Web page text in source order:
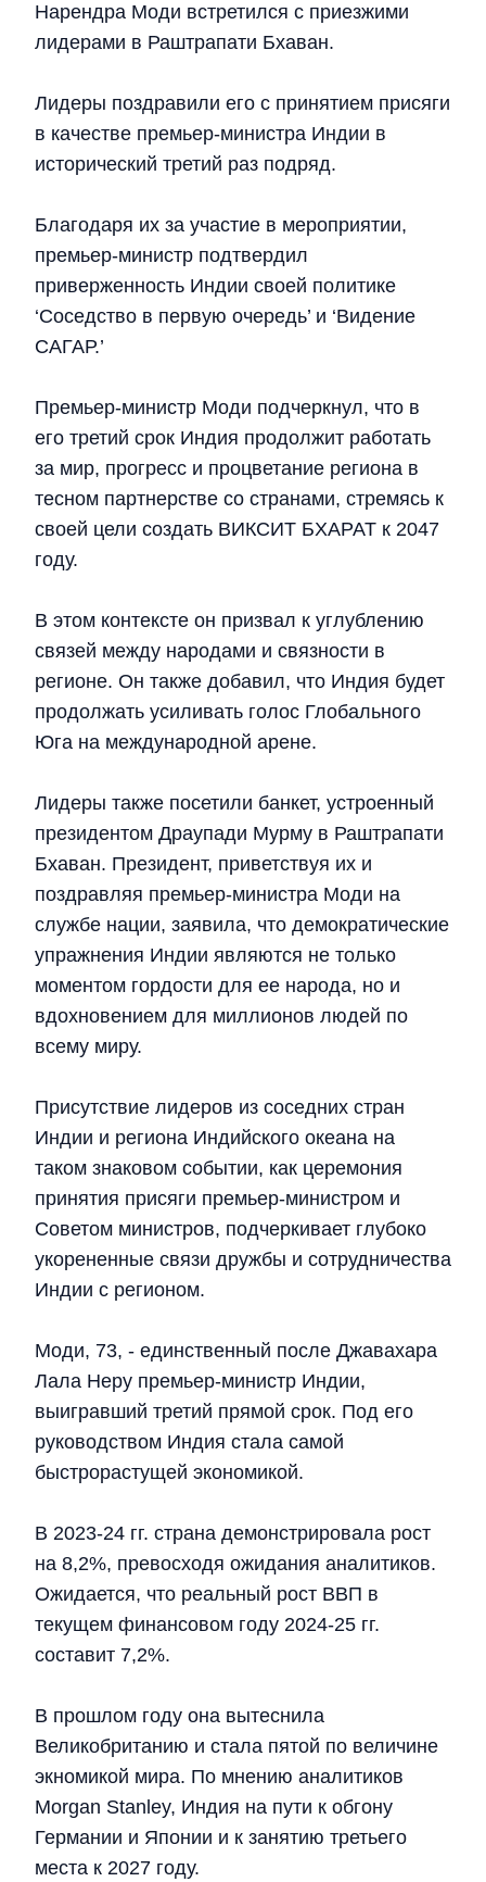
Нарендра Моди встретился с приезжими
лидерами в Раштрапати Бхаван.
Лидеры поздравили его с принятием присяги
в качестве премьер-министра Индии в
исторический третий раз подряд.
Благодаря их за участие в мероприятии,
премьер-министр подтвердил
приверженность Индии своей политике
‘Соседство в первую очередь’ и ‘Видение
САГАР.’
Премьер-министр Моди подчеркнул, что в
его третий срок Индия продолжит работать
за мир, прогресс и процветание региона в
тесном партнерстве со странами, стремясь к
своей цели создать ВИКСИТ БХАРАТ к 2047
году.
В этом контексте он призвал к углублению
связей между народами и связности в
регионе. Он также добавил, что Индия будет
продолжать усиливать голос Глобального
Юга на международной арене.
Лидеры также посетили банкет, устроенный
президентом Драупади Мурму в Раштрапати
Бхаван. Президент, приветствуя их и
поздравляя премьер-министра Моди на
службе нации, заявила, что демократические
упражнения Индии являются не только
моментом гордости для ее народа, но и
вдохновением для миллионов людей по
всему миру.
Присутствие лидеров из соседних стран
Индии и региона Индийского океана на
таком знаковом событии, как церемония
принятия присяги премьер-министром и
Советом министров, подчеркивает глубоко
укорененные связи дружбы и сотрудничества
Индии с регионом.
Моди, 73, - единственный после Джавахара
Лала Неру премьер-министр Индии,
выигравший третий прямой срок. Под его
руководством Индия стала самой
быстрорастущей экономикой.
В 2023-24 гг. страна демонстрировала рост
на 8,2%, превосходя ожидания аналитиков.
Ожидается, что реальный рост ВВП в
текущем финансовом году 2024-25 гг.
составит 7,2%.
В прошлом году она вытеснила
Великобританию и стала пятой по величине
экномикой мира. По мнению аналитиков
Morgan Stanley, Индия на пути к обгону
Германии и Японии и к занятию третьего
места к 2027 году.